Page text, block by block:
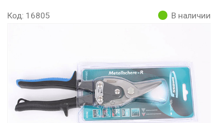
Код: 16805 В наличии